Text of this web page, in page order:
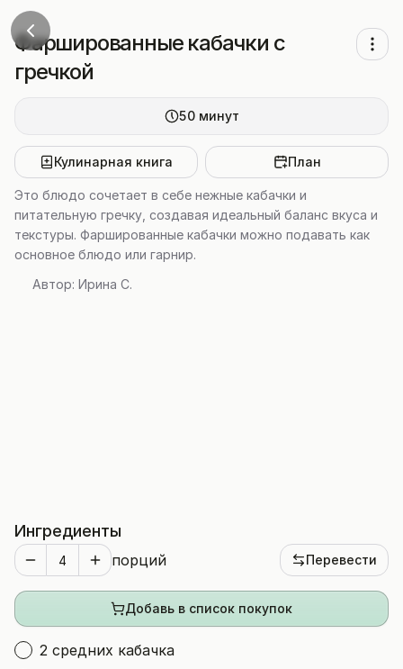
Фаршированные кабачки с
гречкой
50 минут
Кулинарная книга План
Это блюдо сочетает в себе нежные кабачки и
питательную гречку, создавая идеальный баланс вкуса и
текстуры. Фаршированные кабачки можно подавать как
основное блюдо или гарнир.
Автор: Ирина C.
Ингредиенты
порций Перевести
Добавь в список покупок
2 средних кабачка